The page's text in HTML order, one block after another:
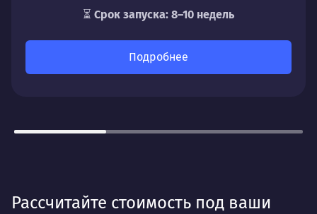
⏳ Срок запуска: 8–10 недель
Подробнее
Рассчитайте стоимость под ваши